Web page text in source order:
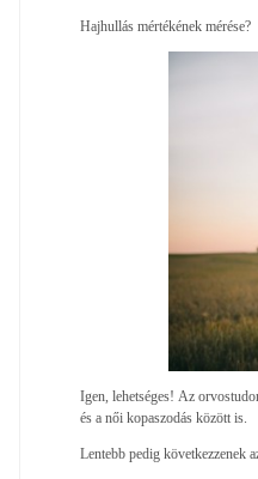
Hajhullás mértékének mérése?
Igen, lehetséges! Az
és a női kopaszodás között is.
Lentebb pedig következzenek